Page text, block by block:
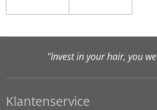
"Invest in your hair, you
Klantenservice